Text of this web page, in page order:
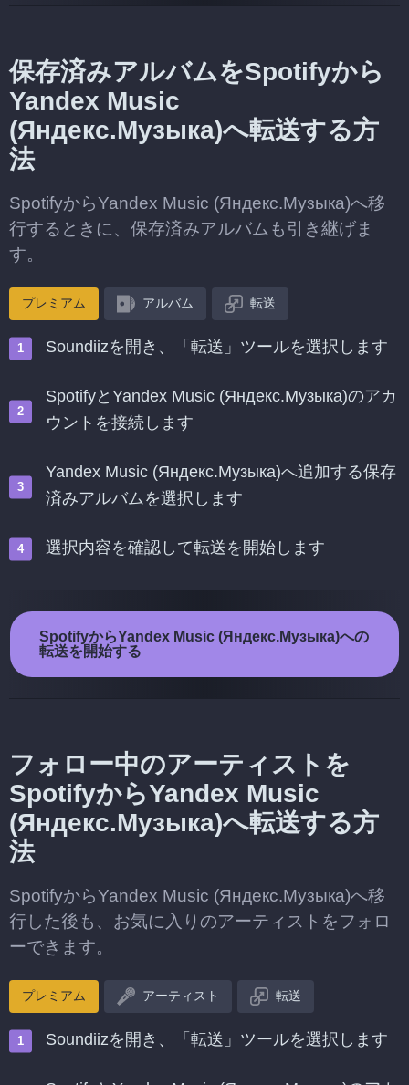
保存済みアルバムをSpotifyから
Yandex Music
(Яндекс.Музыка)へ転送する方
法
SpotifyからYandex Music (Яндекс.Музыка)へ移
行するときに、保存済みアルバムも引き継げま
す。
プレミアム アルバム 転送
Soundiizを開き、「転送」ツールを選択します
SpotifyとYandex Music (Яндекс.Музыка)のアカ
ウントを接続します
Yandex Music (Яндекс.Музыка)へ追加する保存
済みアルバムを選択します
選択内容を確認して転送を開始します
SpotifyからYandex Music (Яндекс.Музыка)への
転送を開始する
フォロー中のアーティストを
SpotifyからYandex Music
(Яндекс.Музыка)へ転送する方
法
SpotifyからYandex Music (Яндекс.Музыка)へ移
行した後も、お気に入りのアーティストをフォロ
ーできます。
プレミアム アーティスト 転送
Soundiizを開き、「転送」ツールを選択します